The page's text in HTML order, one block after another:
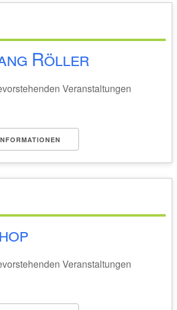
Röller
Veranstaltungen
Veranstaltungen